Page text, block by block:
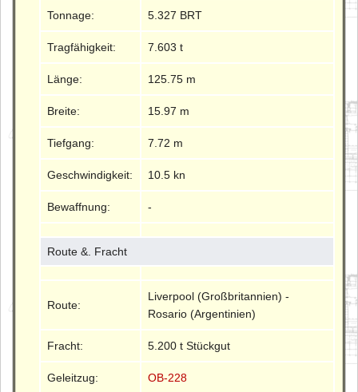
Tonnage: 5.327 BRT
Tragfähigkeit: 7.603 t
Länge: 125.75 m
Breite: 15.97 m
Tiefgang: 7.72 m
Geschwindigkeit: 10.5 kn
Bewaffnung: -
Route &. Fracht
Route:
Liverpool (Großbritannien) -
Rosario (Argentinien)
Fracht: 5.200 t Stückgut
Geleitzug: OB-228